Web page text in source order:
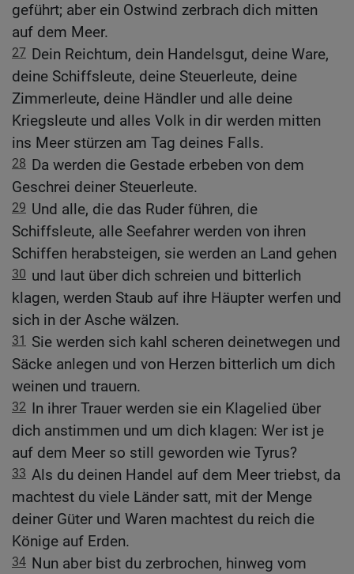
geführt; aber ein Ostwind zerbrach dich mitten
auf dem Meer.
27 Dein Reichtum, dein Handelsgut, deine Ware,
deine Schiffsleute, deine Steuerleute, deine
Zimmerleute, deine Händler und alle deine
Kriegsleute und alles Volk in dir werden mitten
ins Meer stürzen am Tag deines Falls.
28 Da werden die Gestade erbeben von dem
Geschrei deiner Steuerleute.
29 Und alle, die das Ruder führen, die
Schiffsleute, alle Seefahrer werden von ihren
Schiffen herabsteigen, sie werden an Land gehen
30 und laut über dich schreien und bitterlich
klagen, werden Staub auf ihre Häupter werfen und
sich in der Asche wälzen.
31
Sie werden sich kahl scheren deinetwegen und
Säcke anlegen und von Herzen bitterlich um dich
weinen und trauern.
32 In ihrer Trauer werden sie ein Klagelied über
dich anstimmen und um dich klagen: Wer ist je
auf dem Meer so still geworden wie Tyrus?
33 Als du deinen Handel auf dem Meer triebst, da
machtest du viele Länder satt, mit der Menge
deiner Güter und Waren machtest du reich die
Könige auf Erden.
34 Nun aber bist du zerbrochen, hinweg vom